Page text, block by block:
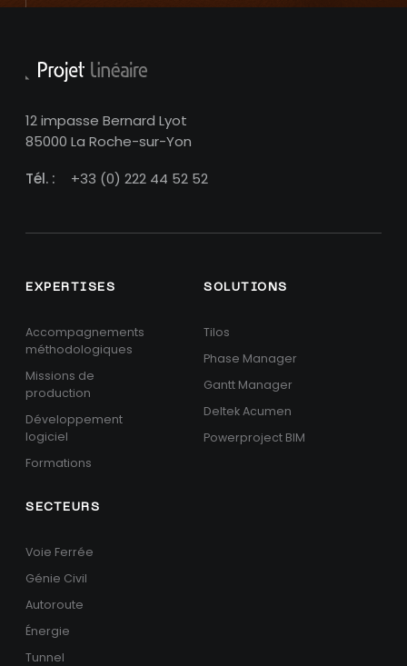
12 impasse Bernard Lyot
85000 La Roche-sur-Yon
Tél. :
+33 (0) 222 44 52 52
EXPERTISES
Accompagnements
méthodologiques
Missions de
production
Développement
logiciel
Formations
SOLUTIONS
Tilos
Phase Manager
Gantt Manager
Deltek Acumen
Powerproject BIM
SECTEURS
Voie Ferrée
Génie Civil
Autoroute
Énergie
Tunnel